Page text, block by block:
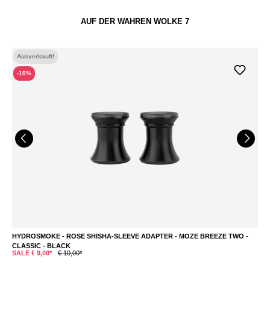
AUF DER WAHREN WOLKE 7
Ausverkauft!
-10%
HYDROSMOKE - ROSE SHISHA-SLEEVE ADAPTER - MOZE BREEZE TWO -
CLASSIC - BLACK
SALE € 9,00*
€ 10,00*